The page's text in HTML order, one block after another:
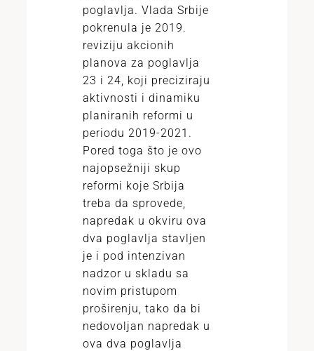
poglavlja. Vlada Srbije
pokrenula je 2019.
reviziju akcionih
planova za poglavlja
23 i 24, koji preciziraju
aktivnosti i dinamiku
planiranih reformi u
periodu 2019-2021.
Pored toga što je ovo
najopsežniji skup
reformi koje Srbija
treba da sprovede,
napredak u okviru ova
dva poglavlja stavljen
je i pod intenzivan
nadzor u skladu sa
novim pristupom
proširenju, tako da bi
nedovoljan napredak u
ova dva poglavlja